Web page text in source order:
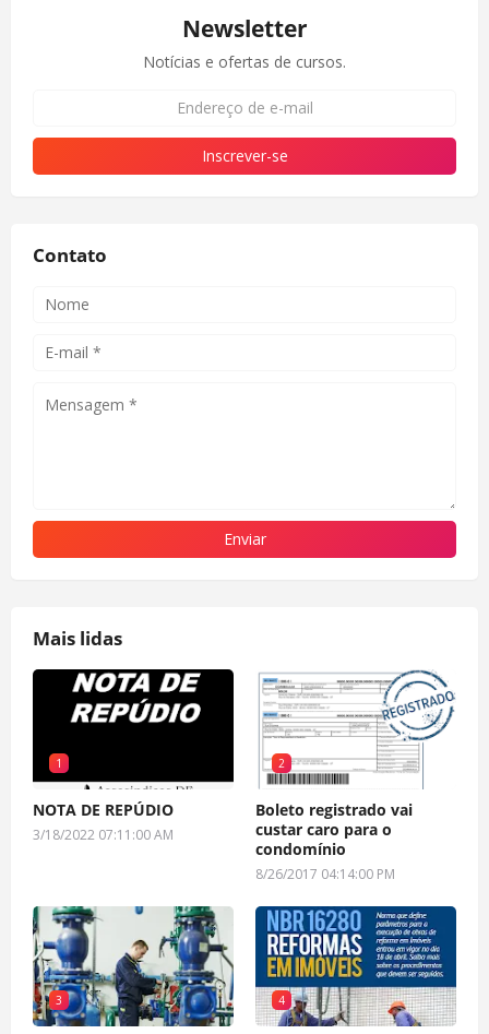
Newsletter
Notícias e ofertas de cursos.
Contato
Mais lidas
1
NOTA DE REPÚDIO
3/18/2022 07:11:00 AM
2
Boleto registrado vai
custar caro para o
condomínio
8/26/2017 04:14:00 PM
3 4